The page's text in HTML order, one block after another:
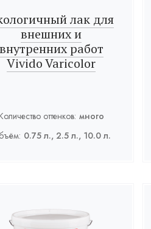
лак для
внешних и
работ
Vivido Varicolor
оттенков: много
0.75 л., 2.5 л., 10.0 л.